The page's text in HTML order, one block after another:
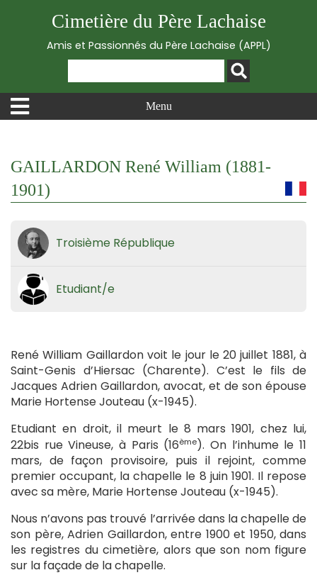
Cimetière du Père Lachaise
Amis et Passionnés du Père Lachaise (APPL)
Menu
GAILLARDON René William (1881-
1901)
Troisième République
Etudiant/e
René William Gaillardon voit le jour le 20 juillet 1881, à
Saint-Genis d’Hiersac (Charente). C’est le fils de
Jacques Adrien Gaillardon, avocat, et de son épouse
Marie Hortense Jouteau (x-1945).
Etudiant en droit, il meurt le 8 mars 1901, chez lui,
22bis rue Vineuse, à Paris (16ème). On l’inhume le 11
mars, de façon provisoire, puis il rejoint, comme
premier occupant, la chapelle le 8 juin 1901. Il repose
avec sa mère, Marie Hortense Jouteau (x-1945).
Nous n’avons pas trouvé l’arrivée dans la chapelle de
son père, Adrien Gaillardon, entre 1900 et 1950, dans
les registres du cimetière, alors que son nom figure
sur la façade de la chapelle.